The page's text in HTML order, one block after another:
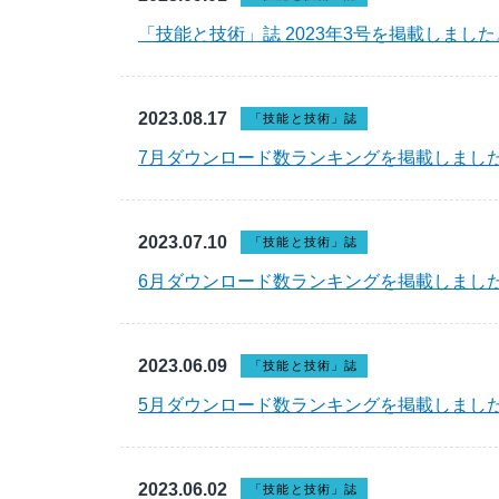
「技能と技術」誌 2023年3号を掲載しました
2023.08.17 「技能と技術」誌
7月ダウンロード数ランキングを掲載しました
2023.07.10 「技能と技術」誌
6月ダウンロード数ランキングを掲載しました
2023.06.09 「技能と技術」誌
5月ダウンロード数ランキングを掲載しました
2023.06.02 「技能と技術」誌